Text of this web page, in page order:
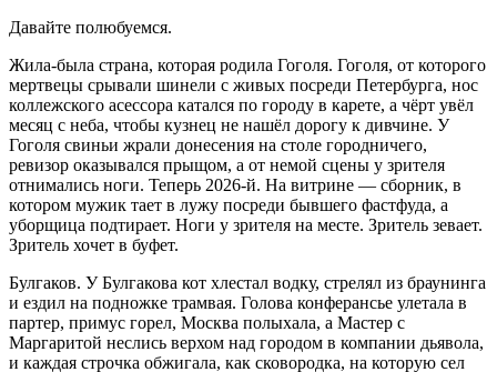
Давайте полюбуемся.
Жила-была страна, которая родила Гоголя. Гоголя, от которого
мертвецы срывали шинели с живых посреди Петербурга, нос
коллежского асессора катался по городу в карете, а чёрт увёл
месяц с неба, чтобы кузнец не нашёл дорогу к дивчине. У
Гоголя свиньи жрали донесения на столе городничего,
ревизор оказывался прыщом, а от немой сцены у зрителя
отнимались ноги. Теперь 2026-й. На витрине — сборник, в
котором мужик тает в лужу посреди бывшего фастфуда, а
уборщица подтирает. Ноги у зрителя на месте. Зритель зевает.
Зритель хочет в буфет.
Булгаков. У Булгакова кот хлестал водку, стрелял из браунинга
и ездил на подножке трамвая. Голова конферансье улетала в
партер, примус горел, Москва полыхала, а Мастер с
Маргаритой неслись верхом над городом в компании дьявола,
и каждая строчка обжигала, как сковородка, на которую сел